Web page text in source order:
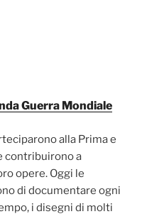
Guerra Mondiale
alla Prima e
contribuirono a
opere. Oggi le
di documentare ogni
i disegni di molti